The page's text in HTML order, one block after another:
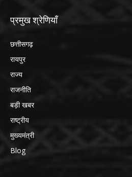
प्रमुख श्रेणियाँ
छत्तीसगढ़
रायपुर
राज्य
राजनीति
बड़ी खबर
राष्ट्रीय
मुख्यमंत्री
Blog